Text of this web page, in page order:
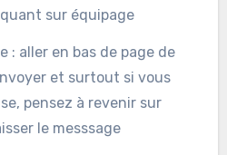
sur équipage
: aller en bas de page de
et surtout si vous
pensez à revenir sur
le messsage